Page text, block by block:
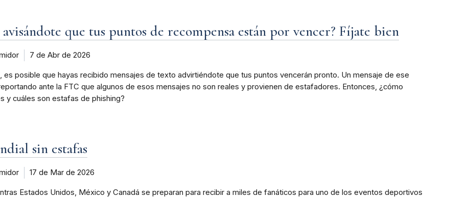
que tus puntos de recompensa están por vencer? Fíjate bien
7 de Abr de 2026
posible que hayas recibido mensajes de texto advirtiéndote que tus puntos vencerán pronto. Un mensaje de ese
ante la FTC que algunos de esos mensajes no son reales y provienen de estafadores. Entonces, ¿cómo
y cuáles son estafas de phishing?
sin estafas
17 de Mar de 2026
Estados Unidos, México y Canadá se preparan para recibir a miles de fanáticos para uno de los eventos deportivos